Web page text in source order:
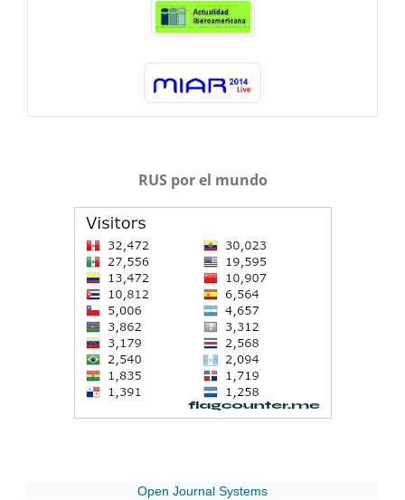
RUS por el mundo
Open Journal Systems